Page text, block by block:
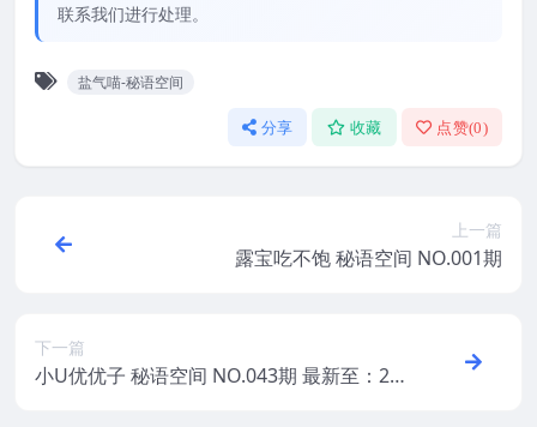
联系我们进行处理。
盐气喵-秘语空间
分享 收藏 点赞(0)
上一篇
露宝吃不饱 秘语空间 NO.001期
下一篇
小U优优子 秘语空间 NO.043期 最新至：20